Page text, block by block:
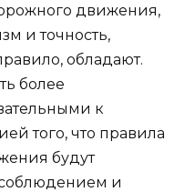
движения,
и точность,
обладают.
более
к
того, что правила
будут
и